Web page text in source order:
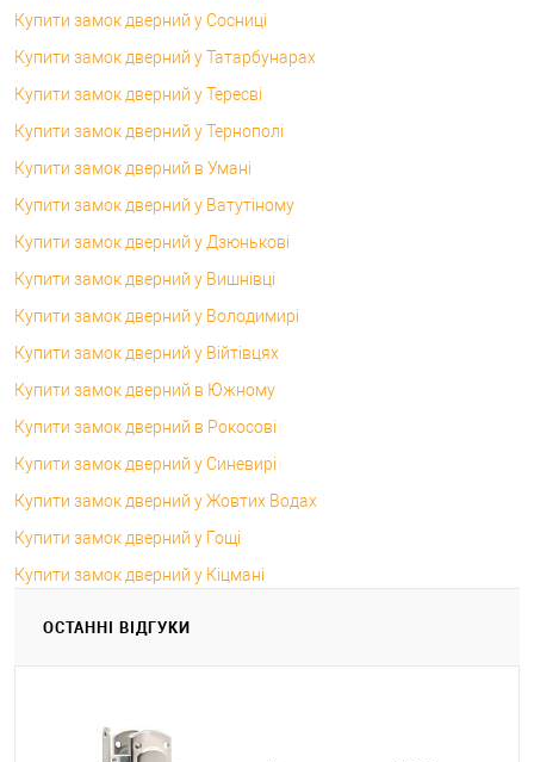
Купити замок дверний у Сосниці
Купити замок дверний у Татарбунарах
Купити замок дверний у Тересві
Купити замок дверний у Тернополі
Купити замок дверний в Умані
Купити замок дверний у Ватутіному
Купити замок дверний у Дзюнькові
Купити замок дверний у Вишнівці
Купити замок дверний у Володимирі
Купити замок дверний у Війтівцях
Купити замок дверний в Южному
Купити замок дверний в Рокосові
Купити замок дверний у Синевирі
Купити замок дверний у Жовтих Водах
Купити замок дверний у Гощі
Купити замок дверний у Кіцмані
ОСТАННІ ВІДГУКИ